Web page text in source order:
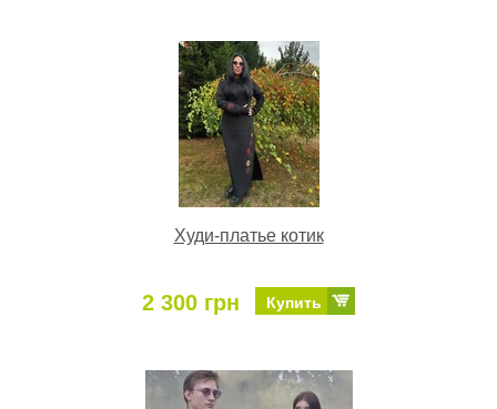
Худи-платье котик
2 300 грн Купить